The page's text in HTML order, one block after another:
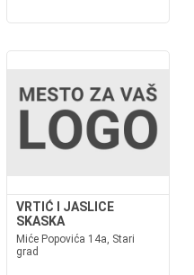
VRTIĆ I JASLICE
SKASKA
Miće Popovića 14a, Stari
grad